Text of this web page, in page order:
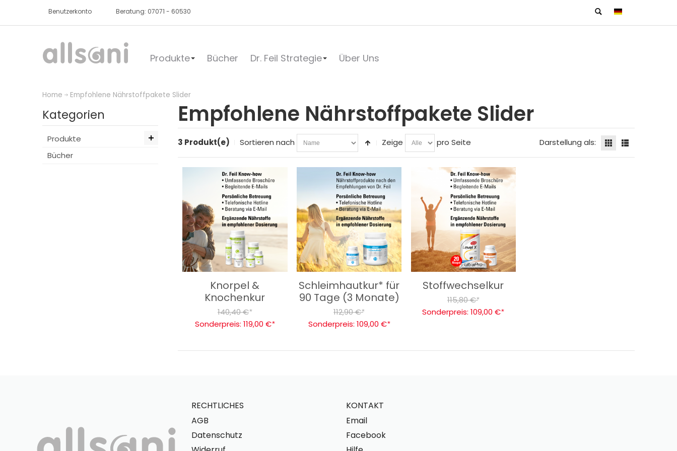
Benutzerkonto Beratung: 07071 - 60530
Produkte Bücher Dr. Feil Strategie Über Uns
Home Empfohlene Nährstoffpakete Slider
Empfohlene Nährstoffpakete Slider
3 Produkt(e) Sortieren nach Zeige pro Seite Darstellung als:
Knorpel &
Knochenkur
140,40 €*
Sonderpreis: 119,00 €*
Schleimhautkur* für
90 Tage (3 Monate)
112,90 €*
Sonderpreis: 109,00 €*
Stoffwechselkur
115,80 €*
Sonderpreis: 109,00 €*
Kategorien
Produkte
Bücher
RECHTLICHES
AGB
Datenschutz
KONTAKT
Email
Facebook